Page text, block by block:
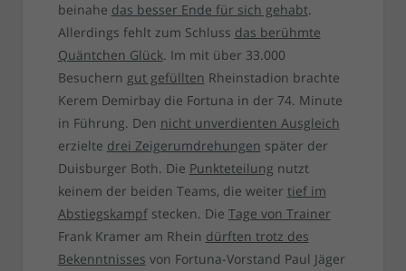
beinahe das besser Ende für sich gehabt.
Allerdings fehlt zum Schluss das berühmte
Quäntchen Glück. Im mit über 33.000
Besuchern gut gefüllten Rheinstadion brachte
Kerem Demirbay die Fortuna in der 74. Minute
in Führung. Den nicht unverdienten Ausgleich
erzielte drei Zeigerumdrehungen später der
Duisburger Both. Die Punkteteilung nutzt
keinem der beiden Teams, die weiter tief im
Abstiegskampfstecken. Die Tage von Trainer
Frank Kramer am Rhein dürften trotz des
Bekenntnisses von Fortuna-Vorstand Paul Jäger